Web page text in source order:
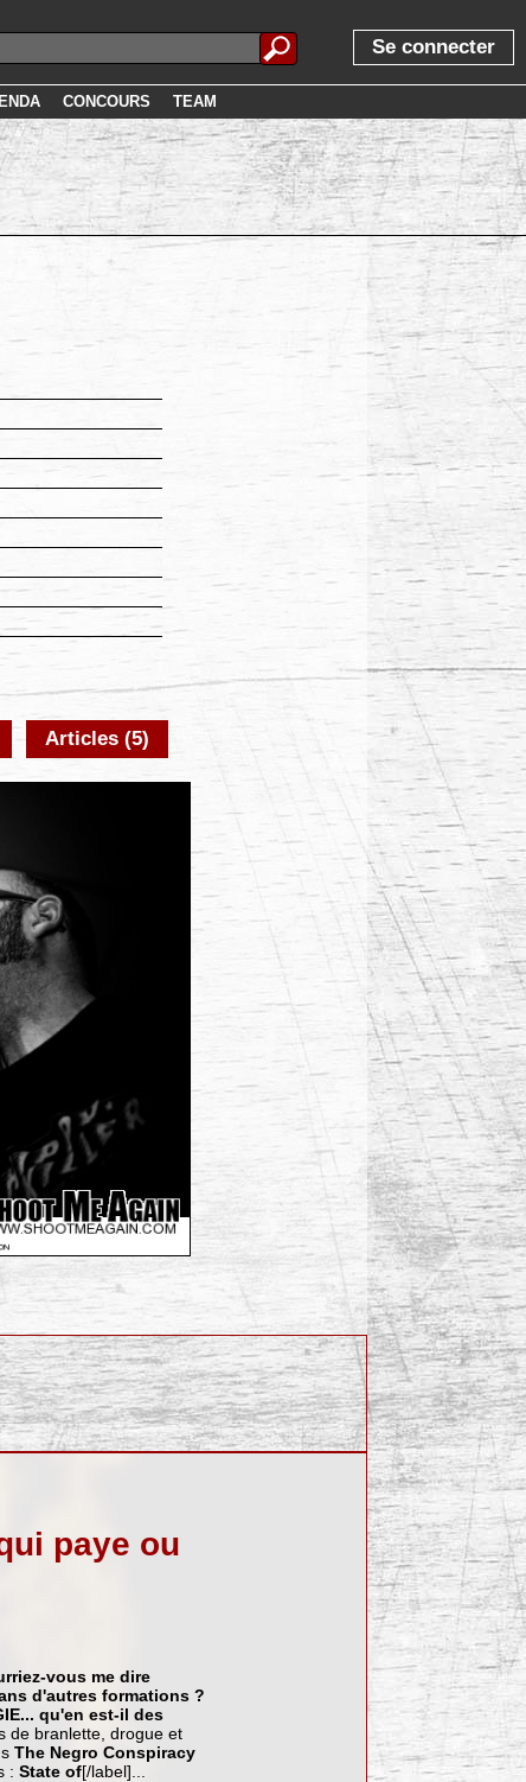
Se connecter
CONCOURS TEAM
Articles (5)
paye ou
vous me dire
d'autres formations ?
... qu'en est-il des
de branlette, drogue et
The Negro Conspiracy
: State of[/label]...